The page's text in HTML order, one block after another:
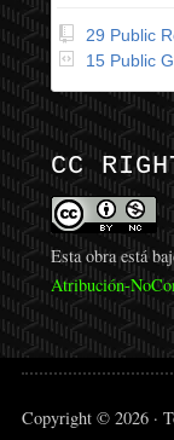
29 Public
15 Public
CC
Esta obra está
Atribución-
Copyright © 2026 ·